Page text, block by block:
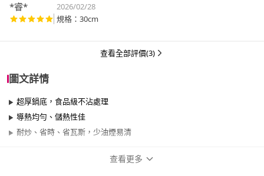
*睿*
2026/02/28
規格：30cm
查看全部評價(3)
圖文詳情
超厚鍋底，食品級不沾處理
導熱均勻、儲熱性佳
耐炒、省時、省瓦斯，少油煙易清
查看更多